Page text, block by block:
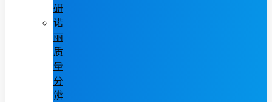
研
诺
丽
质
量
分
辨